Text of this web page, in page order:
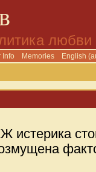
любви
Info Memories English